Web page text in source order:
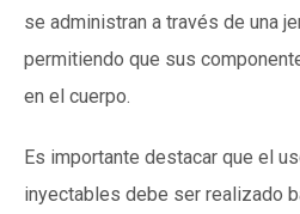
se administran a través de una
permitiendo que sus
en el cuerpo.
Es importante destacar que el
inyectables debe ser realizado